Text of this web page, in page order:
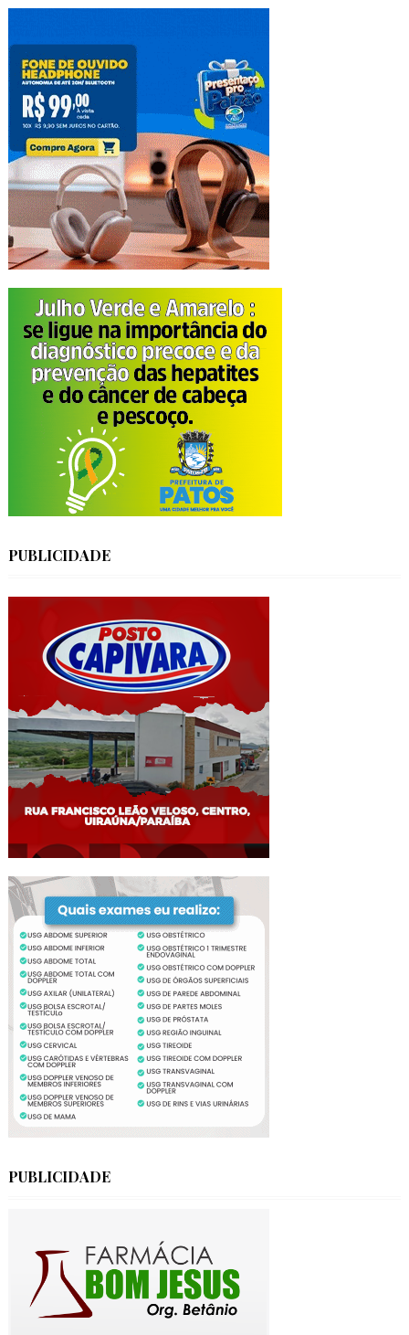
PUBLICIDADE
PUBLICIDADE